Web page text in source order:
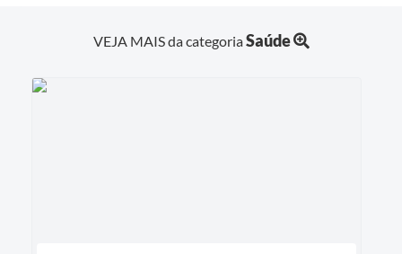
VEJA MAIS da categoriaSaúde